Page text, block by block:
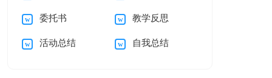
委托书 教学反思
活动总结 自我总结